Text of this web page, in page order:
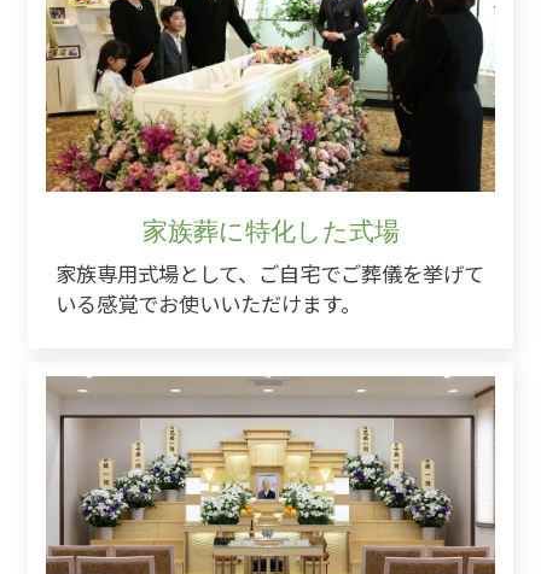
家族葬に特化した式場
家族専用式場として、ご自宅でご葬儀を挙げて
いる感覚でお使いいただけます。